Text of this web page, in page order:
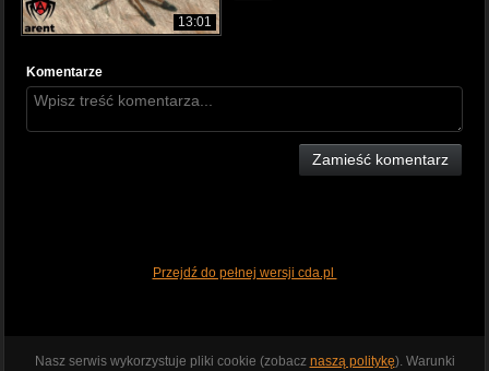
13:01
Komentarze
Zamieść komentarz
Przejdź do pełnej wersji cda.pl
Nasz serwis wykorzystuje pliki cookie (zobacz naszą politykę). Warunki